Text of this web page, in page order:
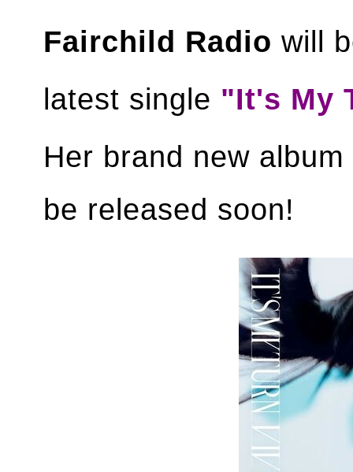
Fairchild Radio will
latest single "It's My
Her brand new
be released soon!